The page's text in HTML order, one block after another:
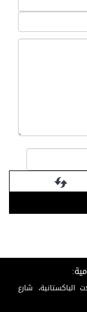
الباكستانية، شارع